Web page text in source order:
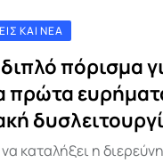
ΚΑΙ ΝΈΑ
πόρισμα
πρώτα
καταλήξει η